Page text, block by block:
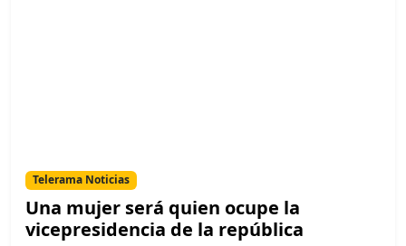
Telerama Noticias
Una mujer será quien ocupe la
vicepresidencia de la república